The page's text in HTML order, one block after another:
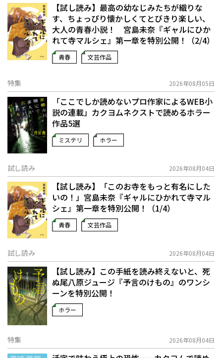
【試し読み】最高の幼なじみたちが織りな
す、ちょっぴり懐かしくてとびきり楽しい、
大人の青春小説！ 宮島未奈『ギャルにひか
れて寺マルシェ』第一章を特別公開！（2/4）
青春 文芸作品
特集 2026年08月05日
「ここでしか読めないプロ作家によるWEB小
説の連載」――カクヨムネクストで読めるホラー
作品5選
ミステリ ホラー
試し読み 2026年08月04日
【試し読み】「このお寺をもっと有名にした
いの！」宮島未奈『ギャルにひかれて寺マル
シェ』第一章を特別公開！（1/4）
青春 文芸作品
試し読み 2026年08月04日
【試し読み】この手紙を読み終えないと、死
ぬ――尾八原ジュージ『予言のけもの』のワンシ
ーンを特別公開！
ホラー
特集 2026年08月04日